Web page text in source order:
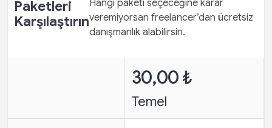
Paketleri
Karşılaştırın
Hangi paketi seçeceğine karar
veremiyorsan freelancer’dan ücretsiz
danışmanlık alabilirsin.
30,00 ₺
Temel